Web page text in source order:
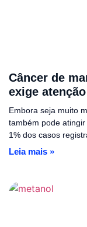
Câncer de
exige
Embora seja muito
também pode
1% dos casos
Leia mais »